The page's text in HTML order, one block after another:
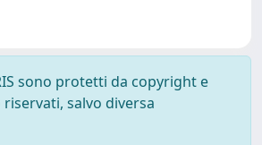
sono protetti da copyright e
salvo diversa